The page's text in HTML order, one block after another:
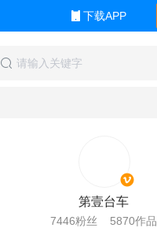
下载APP
第壹台车
7446粉丝 5870作品